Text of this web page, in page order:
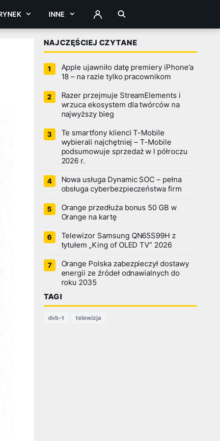
INNE ZALOGUJ
NAJCZĘŚCIEJ CZYTANE
Apple ujawniło datę premiery iPhone’a
18 – na razie tylko pracownikom
Razer przejmuje StreamElements i
wrzuca ekosystem dla twórców na
najwyższy bieg
Te smartfony klienci T-Mobile
wybierali najchętniej – T-Mobile
podsumowuje sprzedaż w I półroczu
2026 r.
Nowa usługa Dynamic SOC – pełna
obsługa cyberbezpieczeństwa firm
Orange przedłuża bonus 50 GB w
Orange na kartę
Telewizor Samsung QN65S99H z
tytułem „King of OLED TV” 2026
Orange Polska zabezpieczył dostawy
energii ze źródeł odnawialnych do
roku 2035
TAGI
dvb-t telewizja